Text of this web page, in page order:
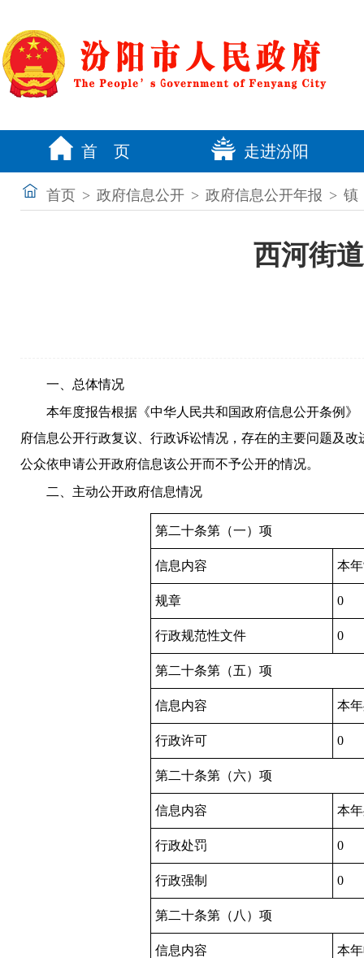
首 页 走进汾阳
首页 > 政府信息公开 > 政府信息公开年报 > 镇
西河街
一、总体情况
本年度报告根据《中华人民共和国政府信息公开条例
府信息公开行政复议、行政诉讼情况，存在的主要问题及
公众依申请公开政府信息该公开而不予公开的情况。
二、主动公开政府信息情况
第二十条第（一）项
信息内容 本
规章 0
行政规范性文件 0
第二十条第（五）项
信息内容 本
行政许可 0
第二十条第（六）项
信息内容 本
行政处罚 0
行政强制 0
第二十条第（八）项
信息内容 本